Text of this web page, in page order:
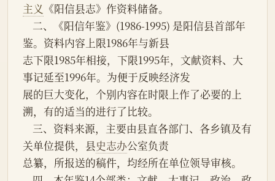
主义 《阳信县志》作资料储备。
鉴。资料内容上限1986年与新县
志下限1985年相接，下限1995年，文献资料、大
事记延至1996年。为便于反映经济发
展的巨大变化，个别内容在时限上作了必要的上
溯，有的适当的进行了比较。
关单位提供，县史志办公室负责
总纂，所报送的稿件，均经所在单位领导审核。